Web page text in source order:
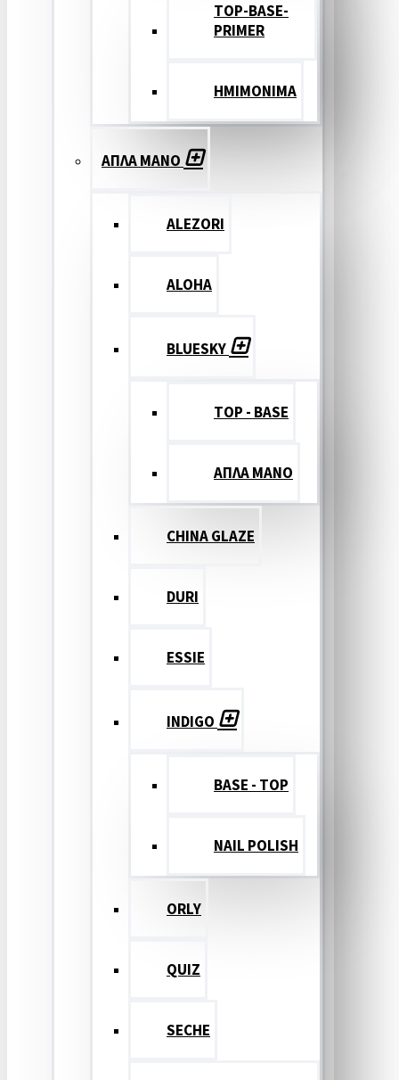
TOP-BASE-
PRIMER
ΗΜΙΜΟΝΙΜΑ
ΑΠΛΑ ΜΑΝΟ
ALEZORI
ALOHA
BLUESKY
TOP - BASE
ΑΠΛΑ ΜΑΝΟ
CHINA GLAZE
DURI
ESSIE
INDIGO
BASE - TOP
NAIL POLISH
ORLY
QUIZ
SECHE